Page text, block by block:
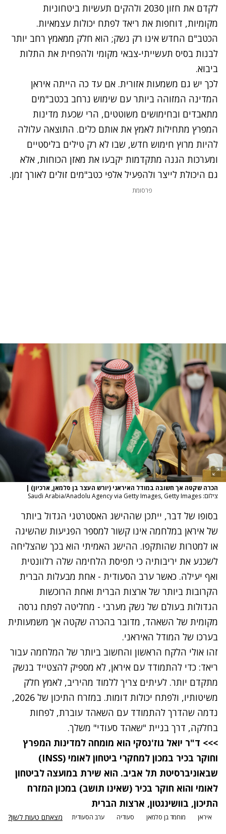
לקדם את חזון 2030 ולהקים תעשיות ביטחוניות
מקומיות, דוחפות את ריאד לפתח יכולות עצמאיות.
הכטב"ם החדש אינו רק נשק; הוא חלק ממאמץ רחב יותר
לבנות בסיס תעשייתי-צבאי מקומי ולהפחית את התלות
ביבוא.
לכך יש גם משמעות אזורית. אם עד כה הייתה איראן
המדינה המזוהה ביותר עם שימוש נרחב בכטב"מים
מתאבדים ובחימושים משוטטים, הרי שכעת מדינות
המפרץ מתחילות לאמץ את אותם כלים. התוצאה עלולה
להיות מרוץ חימוש חדש, שבו לא רק טילים בליסטיים
ומערכות הגנה מתקדמות יקבעו את מאזן הכוחות, אלא
גם היכולת לייצר ולהפעיל אלפי כטב"מים זולים לאורך זמן.
פרסומת
הכרה שקטה אך חשובה במודל האיראני (יורש העצר בן סלמאן, ארכיון) |
צילום: Saudi Arabia/Anadolu Agency via Getty Images, Getty Images
בסופו של דבר, ייתכן שההישג האסטרטגי הגדול ביותר
של איראן במלחמה אינו קשור למספר הפגיעות שהשיגה
או למטרות שהותקפו. ההישג האמיתי הוא בכך שהצליחה
לשכנע את יריבותיה כי תפיסת הלחימה שלה רלוונטית
ואף יעילה. כאשר ערב הסעודית - אחת מבעלות הברית
הקרובות ביותר של ארצות הברית ואחת הרוכשות
הגדולות בעולם של נשק מערבי - מחליטה לפתח גרסה
מקומית של השאהד, מדובר בהכרה שקטה אך משמעותית
בערכו של המודל האיראני.
זהו אולי הלקח הראשון והחשוב ביותר של המלחמה עבור
ריאד: כדי להתמודד עם איראן, לא מספיק להצטייד בנשק
מתקדם יותר. לעיתים צריך ללמוד מהיריב, לאמץ חלק
משיטותיו, ולפתח יכולות דומות. במזרח התיכון של 2026,
נדמה שהדרך להתמודד עם השאהד עוברת, לפחות
בחלקה, דרך בניית "שאהד סעודי" משלך.
>>> ד"ר יואל גוז'נסקי הוא מומחה למדינות המפרץ
וחוקר בכיר במכון למחקרי ביטחון לאומי (INSS)
שבאוניברסיטת תל אביב. הוא שירת במועצה לביטחון
לאומי והוא חוקר בכיר (שאינו תושב) במכון המזרח
התיכון, בוושינגטון, ארצות הברית
איראן מוחמד בן סלמאן סעודיה ערב הסעודית מצאתם טעות לשון?